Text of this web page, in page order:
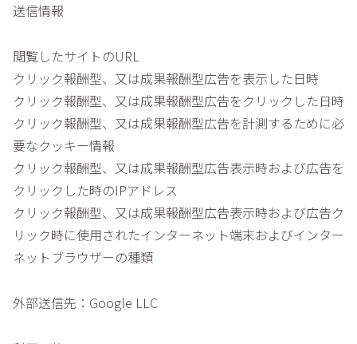
送信情報
閲覧したサイトのURL
クリック報酬型、又は成果報酬型広告を表示した日時
クリック報酬型、又は成果報酬型広告をクリックした日時
クリック報酬型、又は成果報酬型広告を計測するために必
要なクッキー情報
クリック報酬型、又は成果報酬型広告表示時および広告を
クリックした時のIPアドレス
クリック報酬型、又は成果報酬型広告表示時および広告ク
リック時に使用されたインターネット端末およびインター
ネットブラウザーの種類
外部送信先：Google LLC